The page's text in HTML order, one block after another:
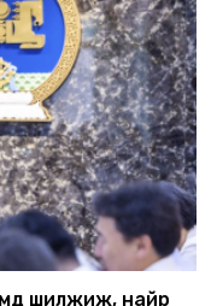
шилжиж, найр